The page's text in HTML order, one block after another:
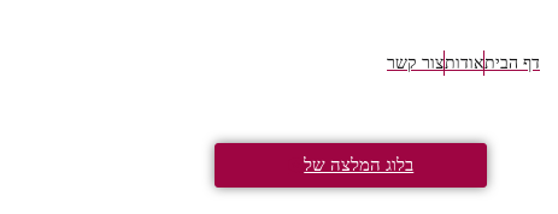
דף הביתאודותצור קשר
בלוג המלצה של